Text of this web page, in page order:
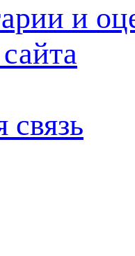
и
связь